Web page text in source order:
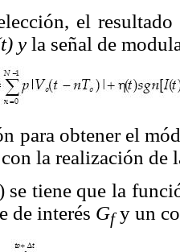
el
y la señal de
para obtener el
con la realización
se tiene que la
de interés Gf y un